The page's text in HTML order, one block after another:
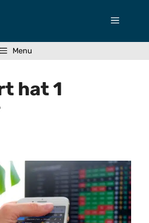
Menü
Menu
hat 1